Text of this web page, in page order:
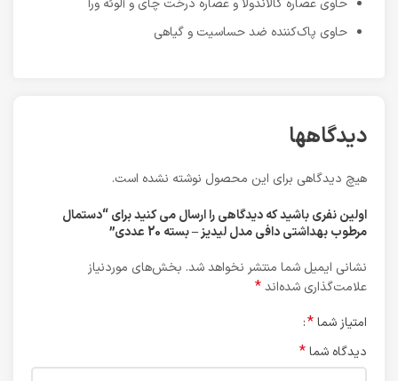
حاوی پاک‌کننده ضد حساسیت و گیاهی
دیدگاهها
هیچ دیدگاهی برای این محصول نوشته نشده است.
اولین نفری باشید که دیدگاهی را ارسال می کنید برای “دستمال
مرطوب بهداشتی دافی مدل لیدیز – بسته 20 عددی”
نشانی ایمیل شما منتشر نخواهد شد. بخش‌های موردنیاز
علامت‌گذاری شده‌اند*
امتیاز شما*
دیدگاه شما*